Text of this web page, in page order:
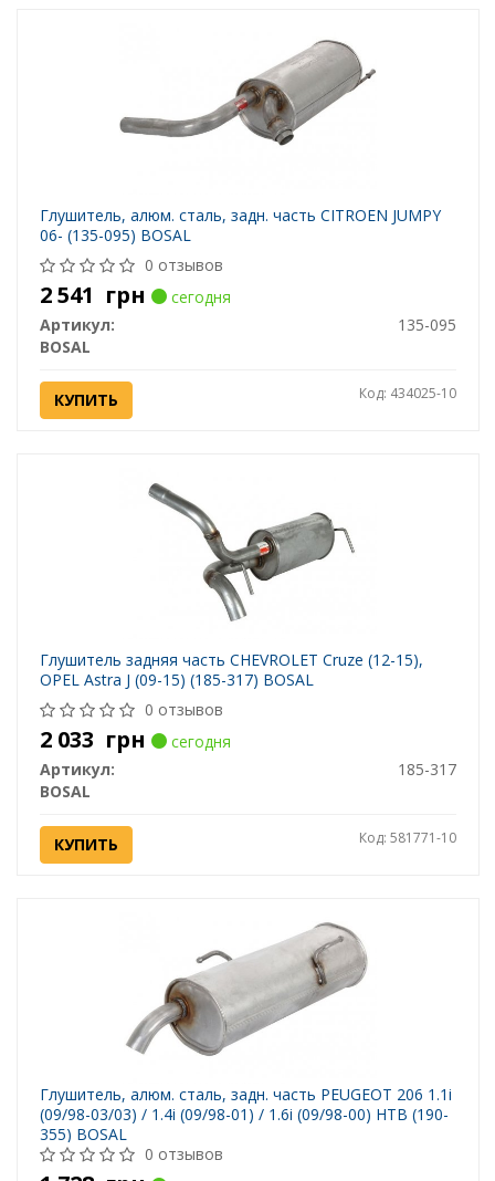
Глушитель, алюм. cталь, задн. часть CITROEN JUMPY
06- (135-095) BOSAL
0 отзывов
2 541 грн
сегодня
Артикул:
135-095
BOSAL
КУПИТЬ Код: 434025-10
Глушитель задняя часть CHEVROLET Cruze (12-15),
OPEL Astra J (09-15) (185-317) BOSAL
0 отзывов
2 033 грн
сегодня
Артикул:
185-317
BOSAL
КУПИТЬ Код: 581771-10
Глушитель, алюм. cталь, задн. часть PEUGEOT 206 1.1i
(09/98-03/03) / 1.4i (09/98-01) / 1.6i (09/98-00) HTB (190-
355) BOSAL
0 отзывов